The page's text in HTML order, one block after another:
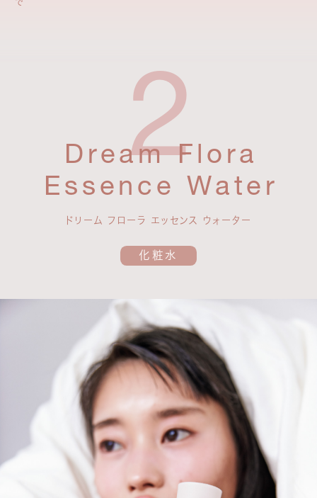
で
Dream Flora
Essence Water
ドリーム フローラ エッセンス ウォーター
化粧水
イオン水で浸透ルートをつくる
アルカリイオン水
イオンジェルが肌を包み込むように角層へ浸透し、
次の化粧水の入りを良くします。
*水（基剤）
通常のお水より肌の角質層まで
浸透しやすい温泉水が水分をぐっと引き込み、
深い潤いへ導きます。